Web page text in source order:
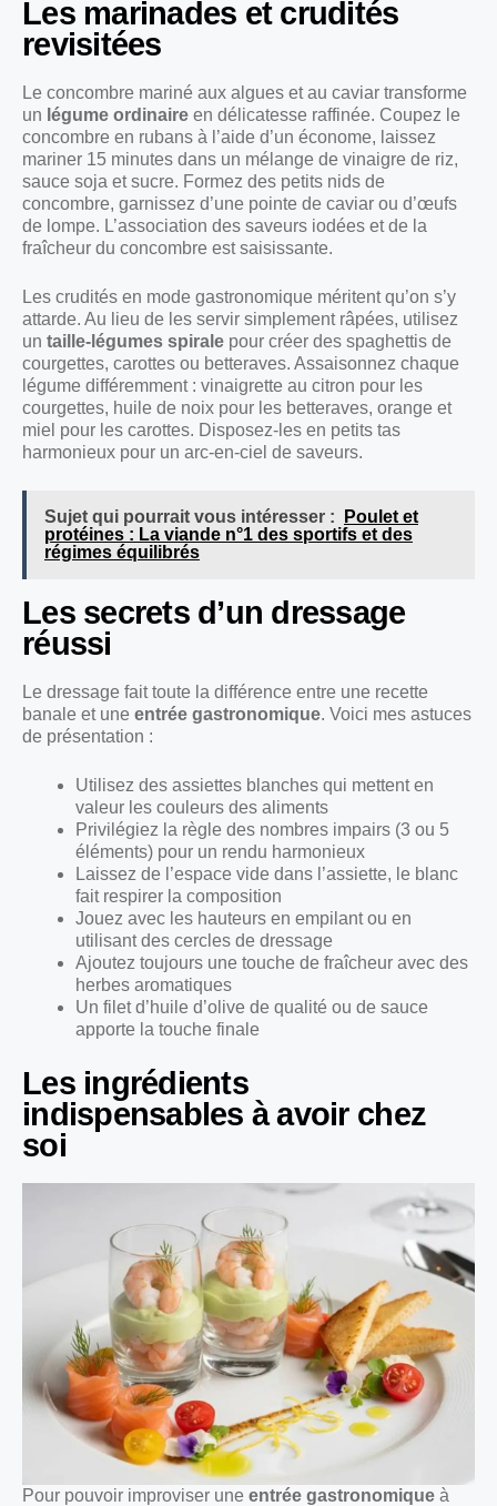
Les marinades et crudités
revisitées
Le concombre mariné aux algues et au caviar transforme
un légume ordinaire en délicatesse raffinée. Coupez le
concombre en rubans à l’aide d’un économe, laissez
mariner 15 minutes dans un mélange de vinaigre de riz,
sauce soja et sucre. Formez des petits nids de
concombre, garnissez d’une pointe de caviar ou d’œufs
de lompe. L’association des saveurs iodées et de la
fraîcheur du concombre est saisissante.
Les crudités en mode gastronomique méritent qu’on s’y
attarde. Au lieu de les servir simplement râpées, utilisez
un taille-légumes spirale pour créer des spaghettis de
courgettes, carottes ou betteraves. Assaisonnez chaque
légume différemment : vinaigrette au citron pour les
courgettes, huile de noix pour les betteraves, orange et
miel pour les carottes. Disposez-les en petits tas
harmonieux pour un arc-en-ciel de saveurs.
Sujet qui pourrait vous intéresser :
Poulet et
protéines : La viande n°1 des sportifs et des
régimes équilibrés
Les secrets d’un dressage
réussi
Le dressage fait toute la différence entre une recette
banale et une entrée gastronomique. Voici mes astuces
de présentation :
Utilisez des assiettes blanches qui mettent en
valeur les couleurs des aliments
Privilégiez la règle des nombres impairs (3 ou 5
éléments) pour un rendu harmonieux
Laissez de l’espace vide dans l’assiette, le blanc
fait respirer la composition
Jouez avec les hauteurs en empilant ou en
utilisant des cercles de dressage
Ajoutez toujours une touche de fraîcheur avec des
herbes aromatiques
Un filet d’huile d’olive de qualité ou de sauce
apporte la touche finale
Les ingrédients
indispensables à avoir chez
soi
Pour pouvoir improviser une entrée gastronomique à